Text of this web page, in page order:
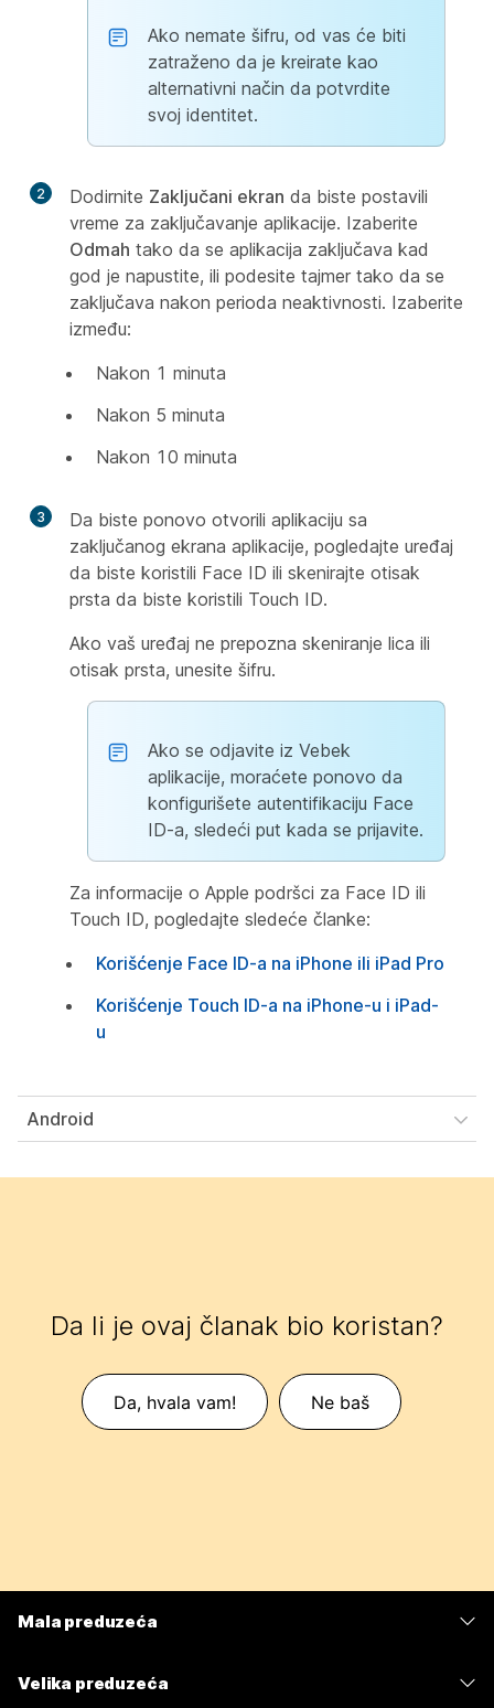
Ako nemate šifru, od vas će biti
zatraženo da je kreirate kao
alternativni način da potvrdite
svoj identitet.
2 Dodirnite Zaključani ekran da biste postavili
vreme za zaključavanje aplikacije. Izaberite
Odmah tako da se aplikacija zaključava kad
god je napustite, ili podesite tajmer tako da se
zaključava nakon perioda neaktivnosti. Izaberite
između:
Nakon 1 minuta
Nakon 5 minuta
Nakon 10 minuta
3
Da biste ponovo otvorili aplikaciju sa
zaključanog ekrana aplikacije, pogledajte uređaj
da biste koristili Face ID ili skenirajte otisak
prsta da biste koristili Touch ID.
Ako vaš uređaj ne prepozna skeniranje lica ili
otisak prsta, unesite šifru.
Ako se odjavite iz Vebek
aplikacije, moraćete ponovo da
konfigurišete autentifikaciju Face
ID-a, sledeći put kada se prijavite.
Za informacije o Apple podršci za Face ID ili
Touch ID, pogledajte sledeće članke:
Korišćenje Face ID-a na iPhone ili iPad Pro
Korišćenje Touch ID-a na iPhone-u i iPad-
u
Android
Da li je ovaj članak bio koristan?
Da, hvala vam! Ne baš
Mala preduzeća
Velika preduzeća